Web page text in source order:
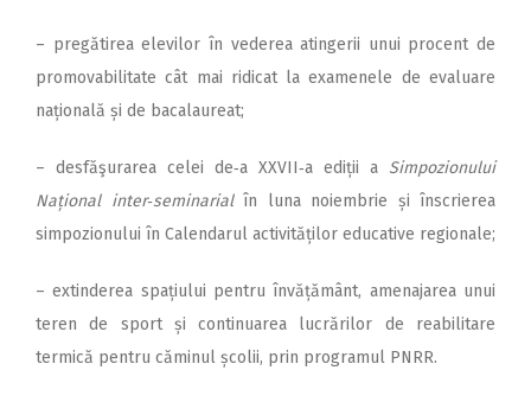
– pregătirea elevilor în vederea atingerii unui procent de
promovabilitate cât mai ridicat la examenele de evaluare
națională și de bacalaureat;
– desfăşurarea celei de‑a XXVII‑a ediții a Simpozionului
Național inter‑seminarialîn luna noiembrie și înscrierea
simpozionului în Calendarul activităților educative regionale;
– extinderea spațiului pentru învățământ, amenajarea unui
teren de sport și continuarea lucrărilor de reabilitare
termică pentru căminul școlii, prin programul PNRR.